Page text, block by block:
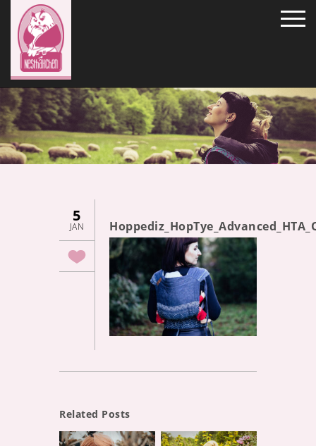
5
JAN
Related Posts